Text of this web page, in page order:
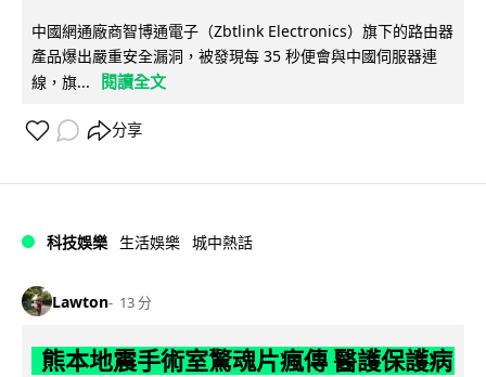
中國網通廠商智博通電子（Zbtlink Electronics）旗下的路由器
產品爆出嚴重安全漏洞，被發現每 35 秒便會與中國伺服器連
線，旗...
閱讀全文
分享
科技娛樂 生活娛樂 城中熱話
Lawton 13 分
熊本地震手術室驚魂片瘋傳 醫護保護病